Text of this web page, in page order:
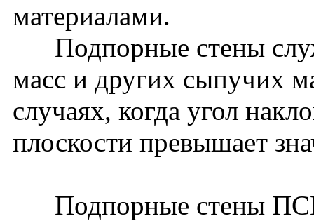
материалами.
Подпорные стены
масс и других сыпучих
случаях, когда угол
плоскости превышает
Подпорные стены